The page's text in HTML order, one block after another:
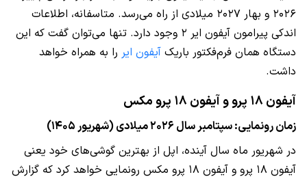
۲۰۲۶ و بهار ۲۰۲۷ میلادی از راه می‌رسد. متاسفانه، اطلاعات
اندکی پیرامون آیفون ایر ۲ وجود دارد. تنها می‌توان گفت که این
دستگاه همان فرم‌فکتور باریک آیفون ایر را به همراه خواهد
داشت.
آيفون ۱۸ پرو و آیفون ۱۸ پرو مکس
زمان رونمایی: سپتامبر سال ۲۰۲۶ میلادی (شهریور ۱۴۰۵)
در شهریور ماه سال آینده، اپل از بهترین گوشی‌های خود یعنی
آیفون ۱۸ پرو و آیفون ۱۸ پرو مکس رونمایی خواهد کرد که گزارش